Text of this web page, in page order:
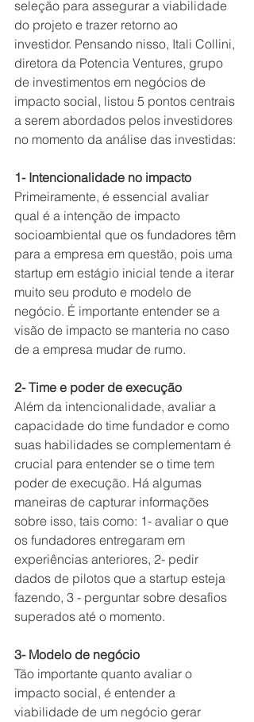
seleção para assegurar a viabilidade
do projeto e trazer retorno ao
investidor. Pensando nisso, Itali Collini,
diretora da Potencia Ventures, grupo
de investimentos em negócios de
impacto social, listou 5 pontos centrais
a serem abordados pelos investidores
no momento da análise das investidas:
1- Intencionalidade no impacto
Primeiramente, é essencial avaliar
qual é a intenção de impacto
socioambiental que os fundadores têm
para a empresa em questão, pois uma
startup em estágio inicial tende a iterar
muito seu produto e modelo de
negócio. É importante entender se a
visão de impacto se manteria no caso
de a empresa mudar de rumo.
2- Time e poder de execução
Além da intencionalidade, avaliar a
capacidade do time fundador e como
suas habilidades se complementam é
crucial para entender se o time tem
poder de execução. Há algumas
maneiras de capturar informações
sobre isso, tais como: 1- avaliar o que
os fundadores entregaram em
experiências anteriores, 2- pedir
dados de pilotos que a startup esteja
fazendo, 3 - perguntar sobre desafios
superados até o momento.
3- Modelo de negócio
Tão importante quanto avaliar o
impacto social, é entender a
viabilidade de um negócio gerar